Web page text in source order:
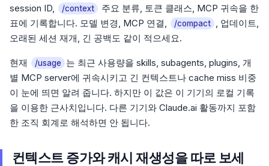
session ID,
/context
주요 분류, 토큰 클래스, MCP 귀속을 한
표에 기록합니다. 모델 변경, MCP 연결,
/compact , 업데이트,
오래된 세션 재개, 긴 공백도 같이 적으세요.
현재 /usage
는 최근 사용량을 skills, subagents, plugins, 개
별 MCP server에 귀속시키고 긴 컨텍스트나 cache miss 비중
이 눈에 띄면 알려 줍니다. 하지만 이 값은 이 기기의 로컬 기록
을 이용한 근사치입니다. 다른 기기와 Claude.ai 활동까지 포함
한 조직 회계로 해석하면 안 됩니다.
컨텍스트 증가와 캐시 재생성을 따로 보세